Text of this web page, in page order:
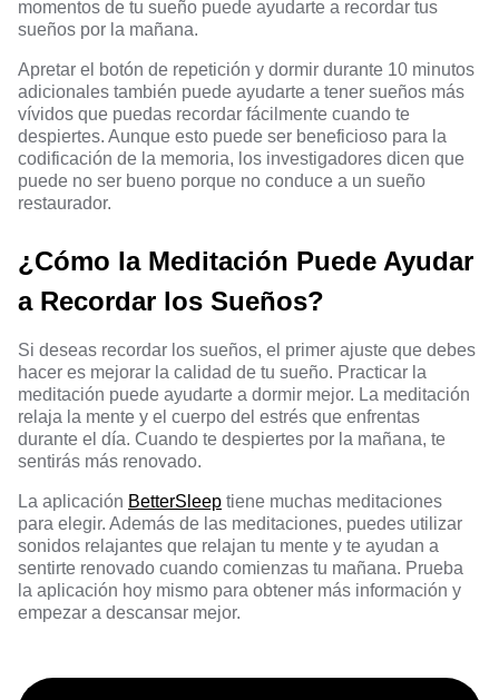
momentos de tu sueño puede ayudarte a recordar tus
sueños por la mañana.
Apretar el botón de repetición y dormir durante 10 minutos
adicionales también puede ayudarte a tener sueños más
vívidos que puedas recordar fácilmente cuando te
despiertes. Aunque esto puede ser beneficioso para la
codificación de la memoria, los investigadores dicen que
puede no ser bueno porque no conduce a un sueño
restaurador.
¿Cómo la Meditación Puede Ayudar
a Recordar los Sueños?
Si deseas recordar los sueños, el primer ajuste que debes
hacer es mejorar la calidad de tu sueño. Practicar la
meditación puede ayudarte a dormir mejor. La meditación
relaja la mente y el cuerpo del estrés que enfrentas
durante el día. Cuando te despiertes por la mañana, te
sentirás más renovado.
La aplicación BetterSleep tiene muchas meditaciones
para elegir. Además de las meditaciones, puedes utilizar
sonidos relajantes que relajan tu mente y te ayudan a
sentirte renovado cuando comienzas tu mañana. Prueba
la aplicación hoy mismo para obtener más información y
empezar a descansar mejor.